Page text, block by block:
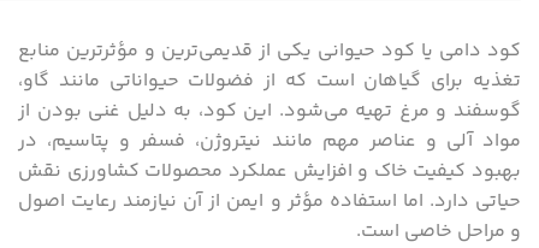
کود دامی یا کود حیوانی یکی از قدیمی‌ترین و مؤثرترین منابع
تغذیه برای گیاهان است که از فضولات حیواناتی مانند گاو،
گوسفند و مرغ تهیه می‌شود. این کود، به دلیل غنی بودن از
مواد آلی و عناصر مهم مانند نیتروژن، فسفر و پتاسیم، در
بهبود کیفیت خاک و افزایش عملکرد محصولات کشاورزی نقش
حیاتی دارد. اما استفاده مؤثر و ایمن از آن نیازمند رعایت اصول
و مراحل خاصی است.